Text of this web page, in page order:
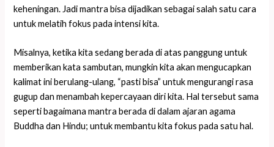
keheningan. Jadi mantra bisa dijadikan sebagai salah satu cara
untuk melatih fokus pada intensi kita.
Misalnya, ketika kita sedang berada di atas panggung untuk
memberikan kata sambutan, mungkin kita akan mengucapkan
kalimat ini berulang-ulang, “pasti bisa” untuk mengurangi rasa
gugup dan menambah kepercayaan diri kita. Hal tersebut sama
seperti bagaimana mantra berada di dalam ajaran agama
Buddha dan Hindu; untuk membantu kita fokus pada satu hal.